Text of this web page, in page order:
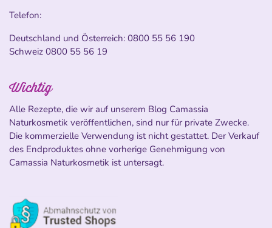
Telefon:
Deutschland und Österreich: 0800 55 56 190
Schweiz 0800 55 56 19
Wichtig
Alle Rezepte, die wir auf unserem Blog Camassia
Naturkosmetik veröffentlichen, sind nur für private Zwecke.
Die kommerzielle Verwendung ist nicht gestattet. Der Verkauf
des Endproduktes ohne vorherige Genehmigung von
Camassia Naturkosmetik ist untersagt.